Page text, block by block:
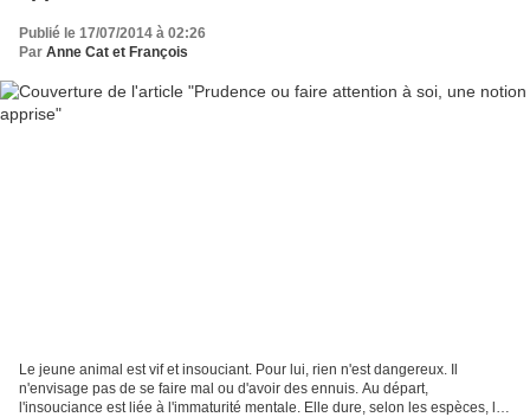
Publié le 17/07/2014 à 02:26
Par Anne Cat et François
Le jeune animal est vif et insouciant. Pour lui, rien n'est dangereux. Il
n'envisage pas de se faire mal ou d'avoir des ennuis. Au départ,
l'insouciance est liée à l'immaturité mentale. Elle dure, selon les espèces, les